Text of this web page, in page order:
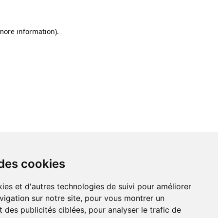
cookies
et d'autres technologies de suivi pour améliorer
sur notre site, pour vous montrer un
des publicités ciblées, pour analyser le trafic de
information).